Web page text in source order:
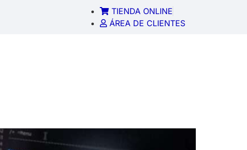
TIENDA ONLINE
ÁREA DE CLIENTES